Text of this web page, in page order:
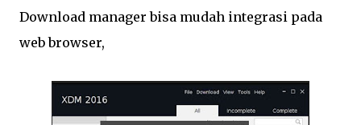
Download manager bisa mudah integrasi pada
web browser,